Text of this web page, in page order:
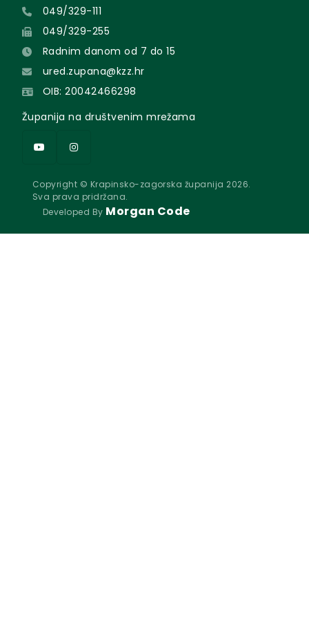
049/329-111
049/329-255
Radnim danom od 7 do 15
ured.zupana@kzz.hr
OIB: 20042466298
Županija na društvenim mrežama
Copyright © Krapinsko-zagorska županija 2026.
Sva prava pridržana.
Developed By Morgan Code